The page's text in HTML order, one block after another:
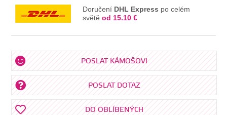
Doručení DHL Express po celém
světěod 15.10 €
POSLAT KÁMOŠOVI
POSLAT DOTAZ
DO OBLÍBENÝCH